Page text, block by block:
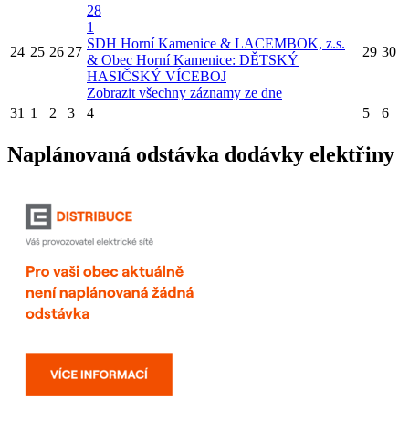
24 25 26 27
28
1
SDH Horní Kamenice & LACEMBOK, z.s.
& Obec Horní Kamenice: DĚTSKÝ
HASIČSKÝ VÍCEBOJ
Zobrazit všechny záznamy ze dne
29 30
31 1 2 3 4 5 6
Naplánovaná odstávka dodávky elektřiny